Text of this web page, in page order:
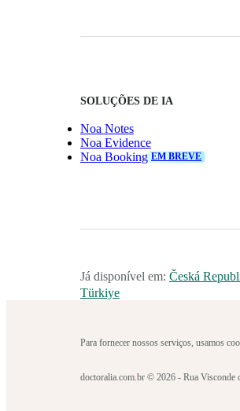
SOLUÇÕES DE IA
Noa Notes
Noa Evidence
Noa Booking EM BREVE
Já disponível em: Česká
Türkiye
Para fornecer nossos serviços, usamos
doctoralia.com.br © 2026 - Rua Visconde